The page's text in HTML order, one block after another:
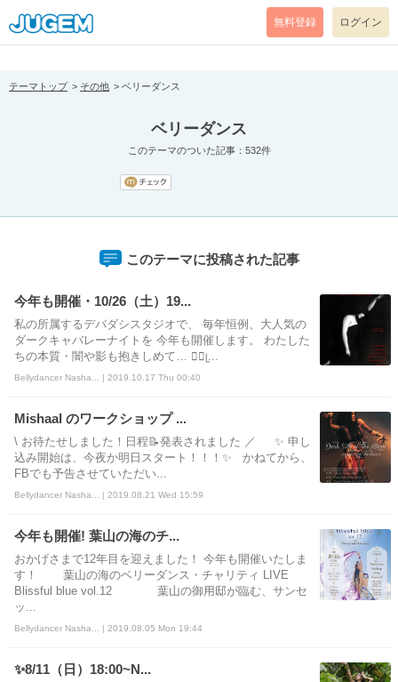
[pear_error: message="Success" code=0 mode=return level=notice
prefix="" info=""]
無料登録 ログイン
テーマトップ その他 ベリーダンス
ベリーダンス
このテーマのついた記事：532件
このテーマに投稿された記事
今年も開催・10/26（土）19...
私の所属するデバダシスタジオで、 毎年恒例、大人気の
ダークキャバレーナイトを 今年も開催します。 わたした
ちの本質・闇や影も抱きしめて… 🧚‍♀ᥧ...
Bellydancer Nasha... | 2019.10.17 Thu 00:40
Mishaal のワークショップ ...
\ お待たせしました！日程📝発表されました ／ ✨ 申し
込み開始は、今夜か明日スタート！！！✨ かねてから、
FBでも予告させていただい...
Bellydancer Nasha... | 2019.08.21 Wed 15:59
今年も開催! 葉山の海のチ...
おかげさまで12年目を迎えました！ 今年も開催いたしま
す！ 葉山の海のベリーダンス・チャリティ LIVE
Blissful blue vol.12 葉山の御用邸が臨む、サンセ
ッ...
Bellydancer Nasha... | 2019.08.05 Mon 19:44
✨8/11（日）18:00~N...